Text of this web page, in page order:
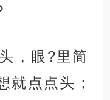
，眼?里简
就点点头；